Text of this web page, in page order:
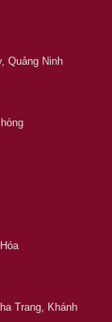
Quảng Ninh
Trang, Khánh